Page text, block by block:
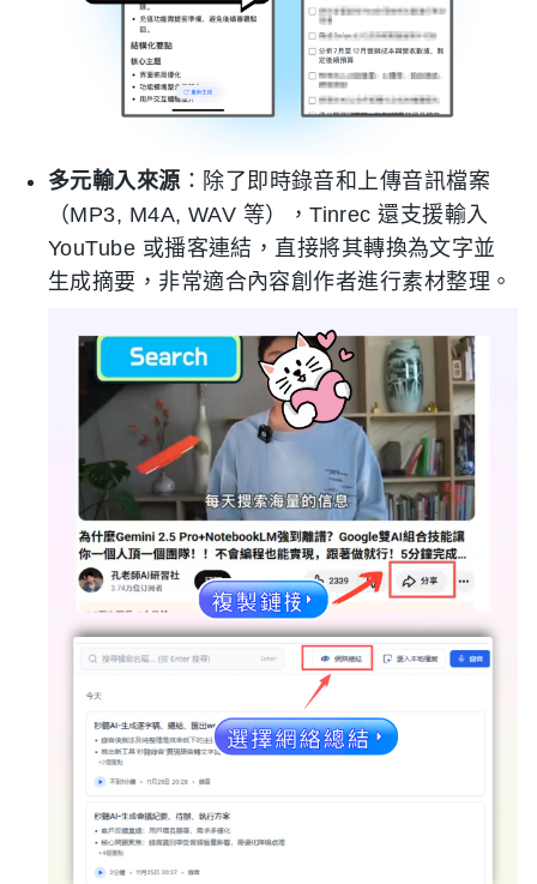
多元輸入來源 ：除了即時錄音和上傳音訊檔案
（MP3, M4A, WAV 等），Tinrec 還支援輸入
YouTube 或播客連結，直接將其轉換為文字並
生成摘要，非常適合內容創作者進行素材整理。